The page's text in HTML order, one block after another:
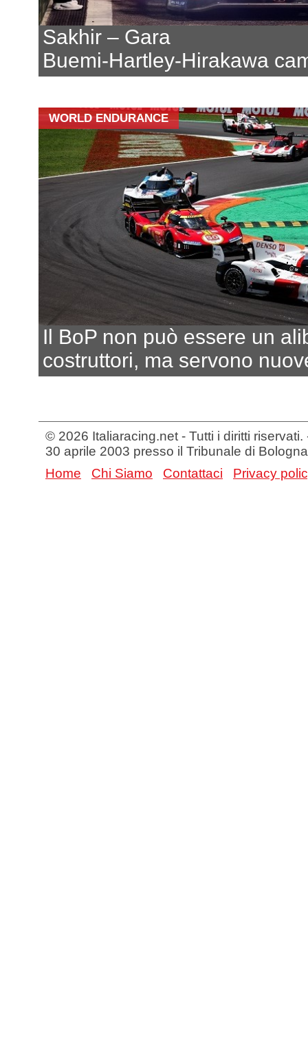
Sakhir – Gara
Buemi-Hartley-Hirakawa
WORLD ENDURANCE
Il BoP non può essere un
costruttori, ma servono
© 2026 Italiaracing.net - Tutti i diritti
30 aprile 2003 presso il Tribunale di Bologna
Home
Chi Siamo Contattaci Privacy